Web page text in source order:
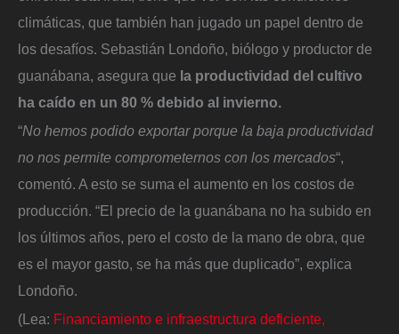
climáticas, que también han jugado un papel dentro de
los desafíos. Sebastián Londoño, biólogo y productor de
guanábana, asegura que la productividad del cultivo
ha caído en un 80 % debido al invierno.
“No hemos podido exportar porque la baja productividad
no nos permite comprometernos con los mercados“,
comentó. A esto se suma el aumento en los costos de
producción. “El precio de la guanábana no ha subido en
los últimos años, pero el costo de la mano de obra, que
es el mayor gasto, se ha más que duplicado”, explica
Londoño.
(Lea: Financiamiento e infraestructura deficiente,